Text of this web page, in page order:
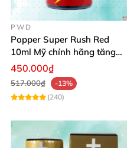
PWD
Popper Super Rush Red
10ml Mỹ chính hãng tăng
khoái cảm nhanh
450.000₫
517.000₫
-13%
(240)